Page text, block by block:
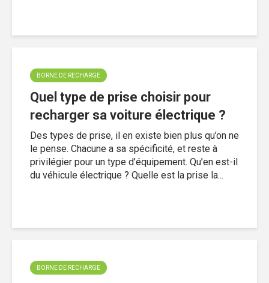
BORNE DE RECHARGE
Quel type de prise choisir pour
recharger sa voiture électrique ?
Des types de prise, il en existe bien plus qu’on ne
le pense. Chacune a sa spécificité, et reste à
privilégier pour un type d’équipement. Qu’en est-il
du véhicule électrique ? Quelle est la prise la...
BORNE DE RECHARGE